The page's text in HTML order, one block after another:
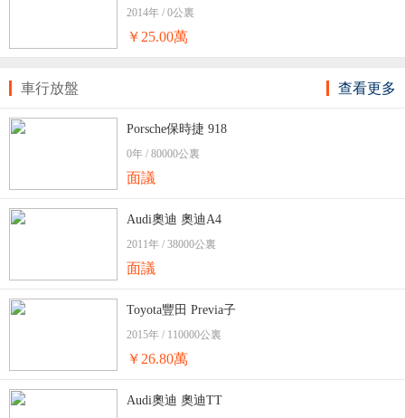
2014年 / 0公裏
￥25.00萬
車行放盤 查看更多
Porsche保時捷 918
0年 / 80000公裏
面議
Audi奧迪 奧迪A4
2011年 / 38000公裏
面議
Toyota豐田 Previa子
2015年 / 110000公裏
￥26.80萬
Audi奧迪 奧迪TT